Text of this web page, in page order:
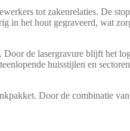
tot zakenrelaties. De
in het hout gegraveerd, wat
Door de lasergravure blijft het
huisstijlen en
Door de combinatie